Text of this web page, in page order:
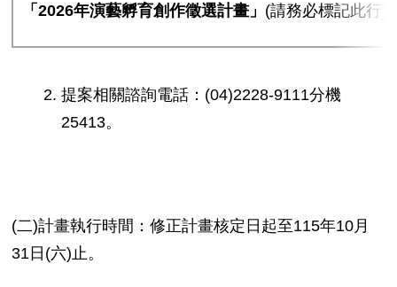
「 2026年演藝孵育創作徵選計畫」 (請務必標記此行)
提案相關諮詢電話：(04)2228-9111分機
25413。
(二)計畫執行時間：修正計畫核定日起至115年10月
31日(六)止。